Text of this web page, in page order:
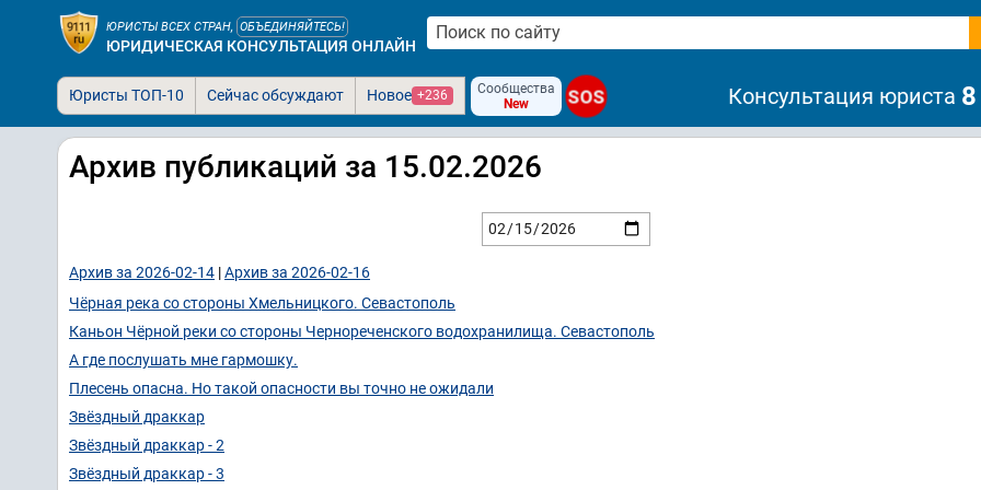
ЮРИСТЫ ВСЕХ СТРАН, ОБЪЕДИНЯЙТЕСЬ!
ЮРИДИЧЕСКАЯ КОНСУЛЬТАЦИЯ ОНЛАЙН
Юристы ТОП-10 Сейчас обсуждают Новое +236
Сообщества
New
SOS Консультация юриста
Архив публикаций за 15.02.2026
Архив за 2026-02-14 |Архив за 2026-02-16
Чёрная река со стороны Хмельницкого. Севастополь
Каньон Чёрной реки со стороны Чернореченского водохранилища. Севастополь
А где послушать мне гармошку.
Плесень опасна. Но такой опасности вы точно не ожидали
Звёздный драккар
Звёздный драккар - 2
Звёздный драккар - 3